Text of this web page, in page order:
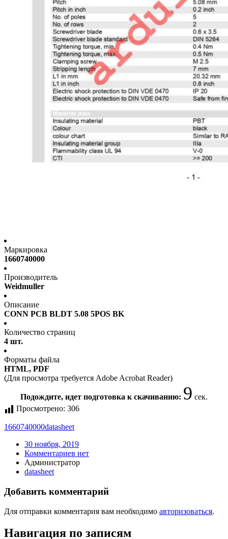
Маркировка
1660740000
Производитель
Weidmuller
Описание
CONN PCB BLDT 5.08 5POS BK
Количество страниц
4 шт.
Форматы файла
HTML, PDF
(Для просмотра требуется Adobe Acrobat Reader)
Подождите, идет подготовка к скачиванию: 9 сек.
Просмотрено: 306
1660740000datasheet
30 ноября, 2019
Комментариев нет
Администратор
datasheet
Добавить комментарий
Для отправки комментария вам необходимо авторизоваться.
Навигация по записям